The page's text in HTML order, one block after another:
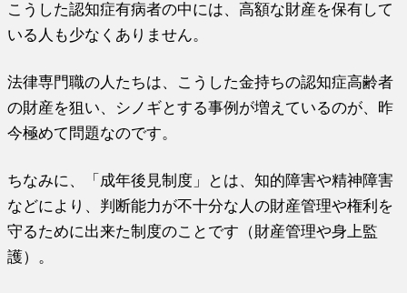
こうした認知症有病者の中には、高額な財産を保有して
いる人も少なくありません。
法律専門職の人たちは、こうした金持ちの認知症高齢者
の財産を狙い、シノギとする事例が増えているのが、昨
今極めて問題なのです。
ちなみに、「成年後見制度」とは、知的障害や精神障害
などにより、判断能力が不十分な人の財産管理や権利を
守るために出来た制度のことです（財産管理や身上監
護）。